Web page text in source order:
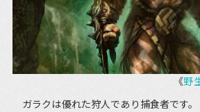
《野
ガラクは優れた狩人であり捕食者です